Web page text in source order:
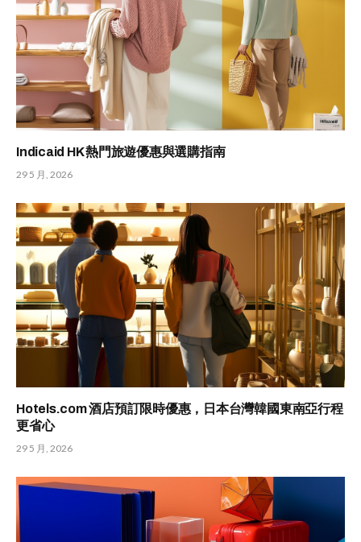
Indicaid HK 熱門旅遊優惠與選購指南
29 5 月, 2026
Hotels.com 酒店預訂限時優惠，日本台灣韓國東南亞行程
更省心
29 5 月, 2026